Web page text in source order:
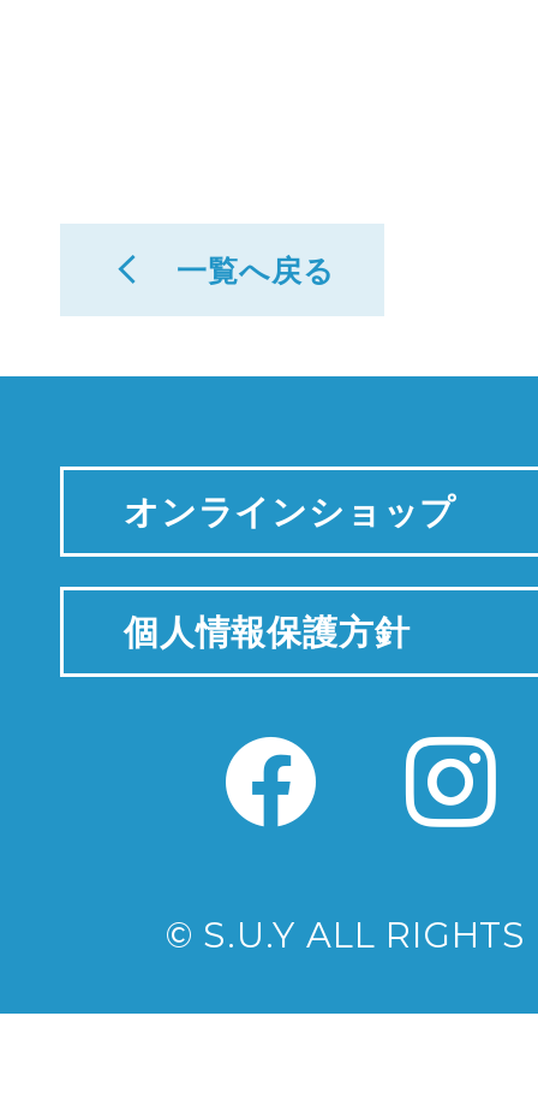
一覧へ戻る
オンラインショップ
個人情報保護方針
© S.U.Y ALL RIGHTS